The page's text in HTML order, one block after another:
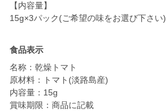
【内容量】
15g×3パック(ご希望の味をお選び下さい)
食品表示
名称：乾燥トマト
原材料：トマト(淡路島産)
内容量：15g
賞味期限：商品に記載